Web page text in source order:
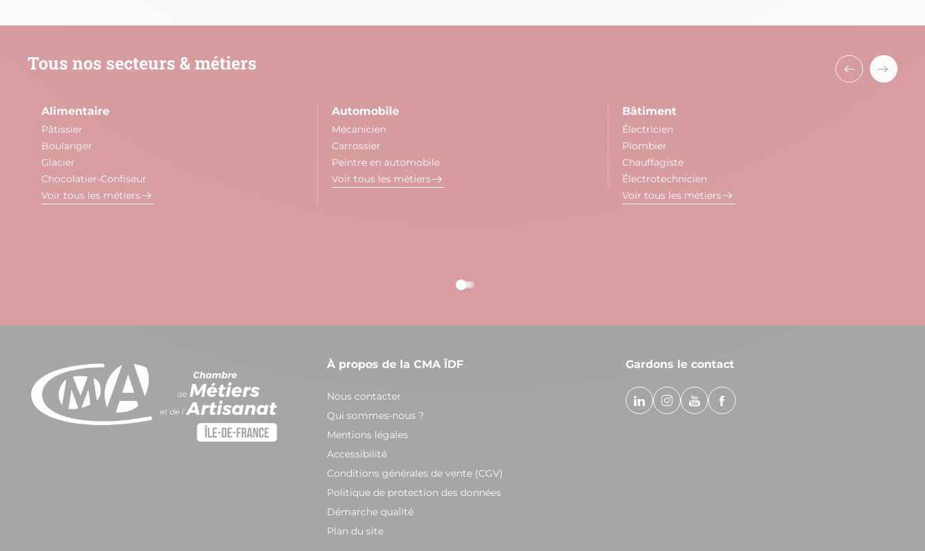
Tous nos secteurs & métiers
Alimentaire
Pâtissier
Boulanger
Glacier
Chocolatier-Confiseur
Voir tous les métiers
Automobile
Mécanicien
Carrossier
Peintre en automobile
Voir tous les métiers
Bâtiment
Électricien
Plombier
Chauffagiste
Électrotechnicien
Voir tous les métiers
À propos de la CMA ÎDF
Nous contacter
Qui sommes-nous ?
Mentions légales
Accessibilité
Conditions générales de vente (CGV)
Politique de protection des données
Démarche qualité
Plan du site
Gardons le contact